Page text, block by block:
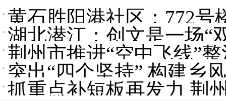
黄石胜阳港社区：772号
湖北潜江：创文是一场“
荆州市推进“空中飞线”
突出“四个坚持” 构建乡
抓重点补短板再发力 荆